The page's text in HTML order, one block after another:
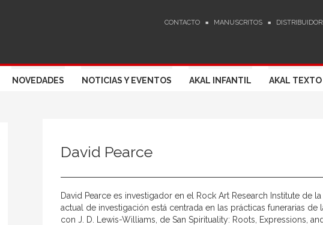
CONTACTO MANUSCRITOS
NOVEDADES NOTICIAS Y EVENTOS AKAL INFANTIL AKAL TEXTO
David Pearce
David Pearce es investigador en el Rock Art Research Institute de
actual de investigación está centrada en las prácticas funerarias
con J. D. Lewis-Williams, de San Spirituality: Roots, Expressions,